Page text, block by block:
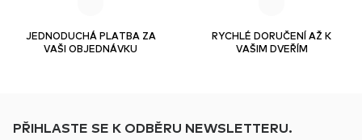
JEDNODUCHÁ PLATBA ZA
VAŠI OBJEDNÁVKU
RYCHLÉ DORUČENÍ AŽ K
VAŠIM DVEŘÍM
PŘIHLASTE SE K ODBĚRU NEWSLETTERU.